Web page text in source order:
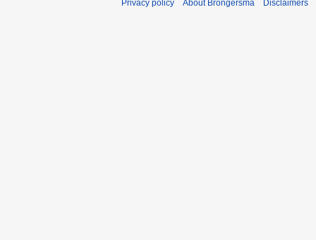
Privacy policy About Brongersma Disclaimers